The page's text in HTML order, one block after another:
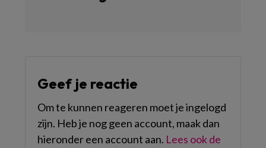
Geef je reactie
Om te kunnen reageren moet je ingelogd
zijn. Heb je nog geen account, maak dan
hieronder een account aan. Lees ook de